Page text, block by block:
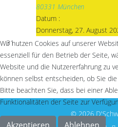
80331 München
Datum :
Donnerstag, 27. August
31
© 2026
Wir nutzen Cookies auf unserer
essenziell für den Betrieb der Seite,
Website und die Nutzererfahrung zu
können selbst entscheiden, ob Sie
Bitte beachten Sie, dass bei einer
Funktionalitäten der Seite zur